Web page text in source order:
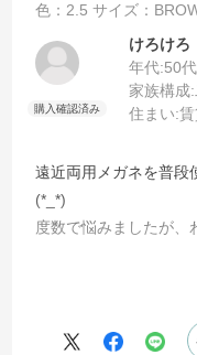
色：2.5 サイズ：
けろけろ
年代:50代
家族構成:
住まい:
遠近両用メガネを普段
(⁠*⁠_⁠*⁠)
度数で悩みましたが、
スマホの画面も、大
難点なのは当たり前